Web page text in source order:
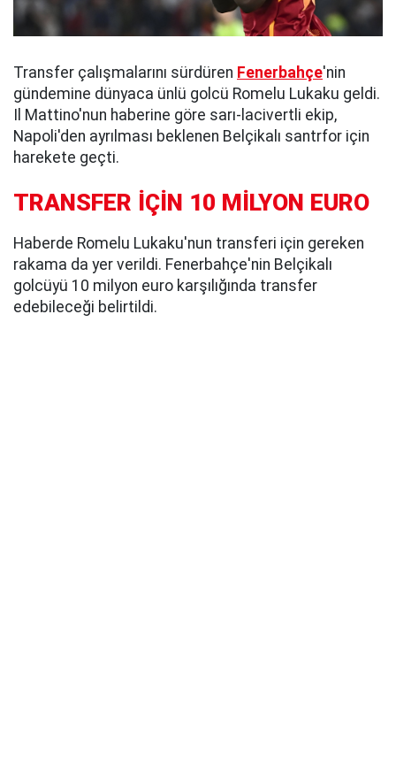
Transfer çalışmalarını sürdüren Fenerbahçe'nin
gündemine dünyaca ünlü golcü Romelu Lukaku geldi.
Il Mattino'nun haberine göre sarı-lacivertli ekip,
Napoli'den ayrılması beklenen Belçikalı santrfor için
harekete geçti.
TRANSFER İÇİN 10 MİLYON EURO
Haberde Romelu Lukaku'nun transferi için gereken
rakama da yer verildi. Fenerbahçe'nin Belçikalı
golcüyü 10 milyon euro karşılığında transfer
edebileceği belirtildi.